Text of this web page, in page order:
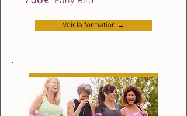
Voir la formation →